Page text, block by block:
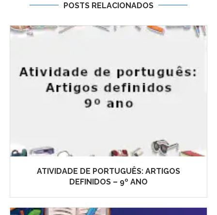
POSTS RELACIONADOS
ATIVIDADE DE PORTUGUÊS: ARTIGOS
DEFINIDOS – 9º ANO